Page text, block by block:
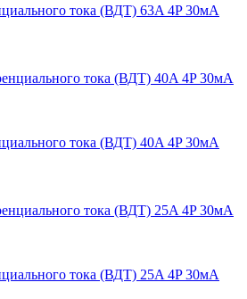
тока (ВДТ) 63A 4P 30мА
тока (ВДТ) 40A 4P 30мА
тока (ВДТ) 25A 4P 30мА